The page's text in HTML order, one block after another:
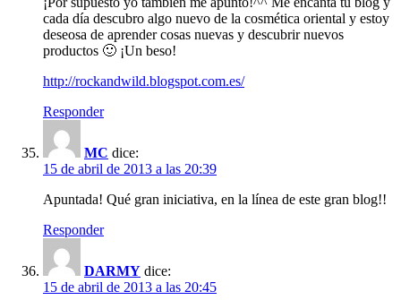
cada día descubro algo nuevo de la cosmética oriental y estoy
deseosa de aprender cosas nuevas y descubrir nuevos
productos 🙂 ¡Un beso!
http://rockandwild.blogspot.com.es/
Responder
MC dice:
15 de abril de 2013 a las 20:39
Apuntada! Qué gran iniciativa, en la línea de este gran blog!!
Responder
DARMY dice:
15 de abril de 2013 a las 20:45